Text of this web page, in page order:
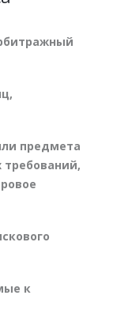
предмета
к